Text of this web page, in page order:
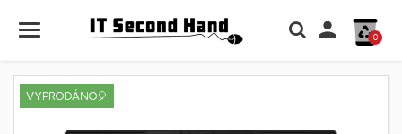
 0
VYPRODÁNO🎈